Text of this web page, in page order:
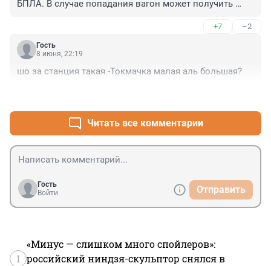
БПЛА. В случае попадания вагон может получить
проходы могут быть заблокированы, вы не сможете
выйти на улицу." Гранд Экспресс Сервис желает вам
счастливой дороги!
+7 –2
Гость
8 июня, 22:19
шо за станция такая -Токмачка малая аль большая?
Читать все комментарии
Гость
Войти
Отправить
1
«Минус — слишком много спойлеров»:
российский ниндзя-скульптор снялся в